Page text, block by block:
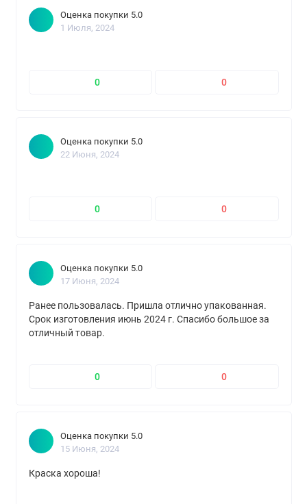
Оценка покупки 5.0
1 Июля, 2024
0 0
Оценка покупки 5.0
22 Июня, 2024
0 0
Оценка покупки 5.0
17 Июня, 2024
Ранее пользовалась. Пришла отлично упакованная.
Срок изготовления июнь 2024 г. Спасибо большое за
отличный товар.
0 0
Оценка покупки 5.0
15 Июня, 2024
Краска хороша!